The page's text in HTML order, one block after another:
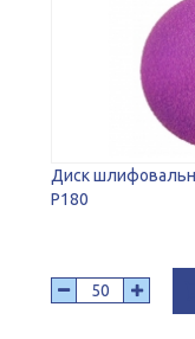
Диск
P180